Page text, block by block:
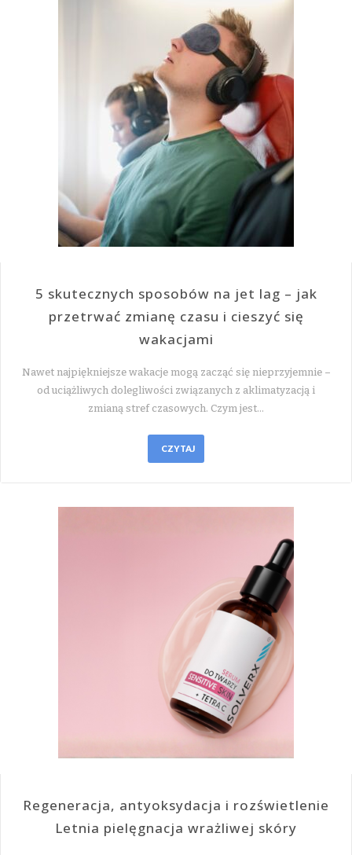
5 skutecznych sposobów na jet lag – jak
przetrwać zmianę czasu i cieszyć się
wakacjami
Nawet najpiękniejsze wakacje mogą zacząć się nieprzyjemnie –
od uciążliwych dolegliwości związanych z aklimatyzacją i
zmianą stref czasowych. Czym jest…
CZYTAJ
Regeneracja, antyoksydacja i rozświetlenie
Letnia pielęgnacja wrażliwej skóry